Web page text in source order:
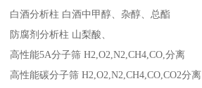
白酒分析柱 白酒中甲醇、杂醇、总酯
防腐剂分析柱 山梨酸、
高性能5A分子筛 H2,O2,N2,CH4,CO,分离
高性能碳分子筛 H2,O2,N2,CH4,CO,CO2分离